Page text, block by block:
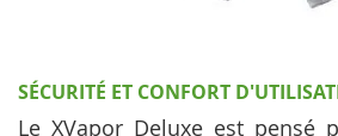
SÉCURITÉ ET CONFORT
Le XVapor Deluxe est pensé